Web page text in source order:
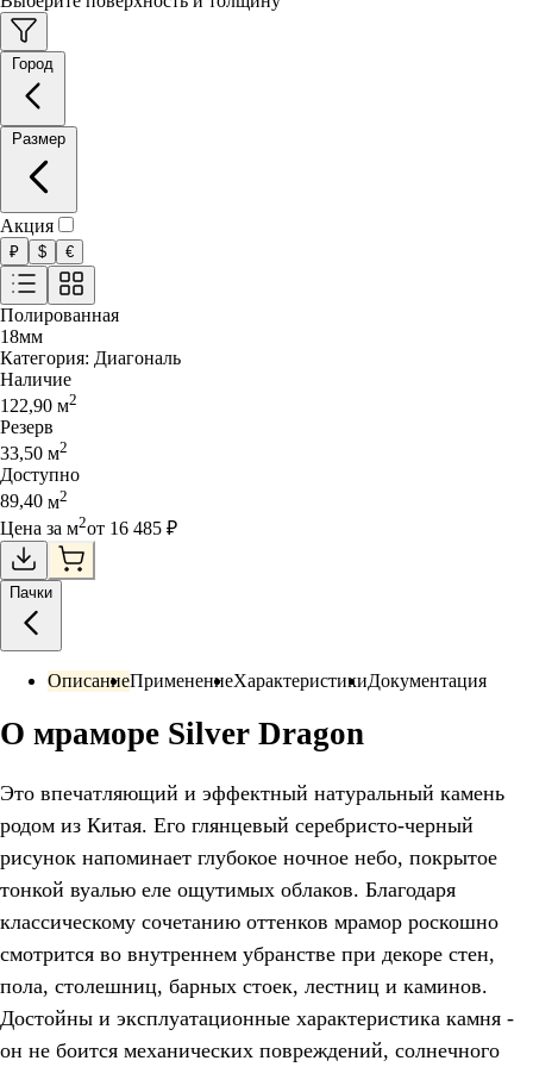
Акция
₽ $ €
Полированная
18мм
Категория: Диагональ
Наличие
122,90 м2
Резерв
33,50 м2
Доступно
89,40 м2
Цена за м2от 16 485 ₽
Пачки
ОписаниеПрименениеХарактеристикиДокументация
О мраморе Silver Dragon
Это впечатляющий и эффектный натуральный камень
родом из Китая. Его глянцевый серебристо-черный
рисунок напоминает глубокое ночное небо, покрытое
тонкой вуалью еле ощутимых облаков. Благодаря
классическому сочетанию оттенков мрамор роскошно
смотрится во внутреннем убранстве при декоре стен,
пола, столешниц, барных стоек, лестниц и каминов.
Достойны и эксплуатационные характеристика камня -
он не боится механических повреждений, солнечного